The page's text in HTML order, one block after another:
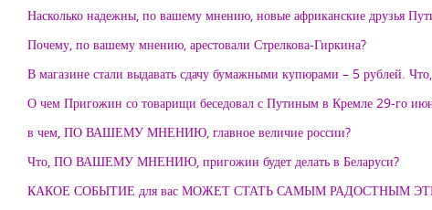
Насколько надежны, по вашему мнению, новые африканские друзья
Почему, по вашему мнению, арестовали Стрелкова-Гиркина?
В магазине стали выдавать сдачу бумажными купюрами – 5 рублей.
О чем Пригожин со товарищи беседовал с Путиным в Кремле 29-го
в чем, ПО ВАШЕМУ МНЕНИЮ, главное величие россии?
Что, ПО ВАШЕМУ МНЕНИЮ, пригожин будет делать в Беларуси?
КАКОЕ СОБЫТИЕ для вас МОЖЕТ СТАТЬ САМЫМ РАДОСТНЫМ